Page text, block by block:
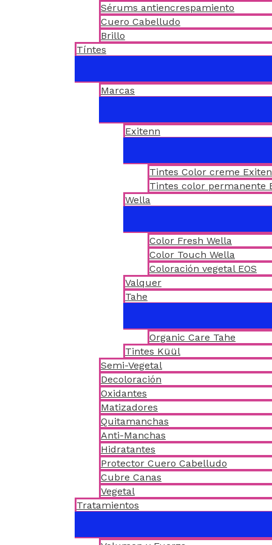
Sérums antiencrespamiento
Cuero Cabelludo
Brillo
Tíntes
Marcas
Exitenn
Tintes Color creme
Tintes color permanente
Wella
Color Fresh Wella
Color Touch Wella
Coloración vegetal EOS
Valquer
Tahe
Organic Care Tahe
Tintes Küül
Semi-Vegetal
Decoloración
Oxidantes
Matizadores
Quitamanchas
Anti-Manchas
Hidratantes
Protector Cuero Cabelludo
Cubre Canas
Vegetal
Tratamientos